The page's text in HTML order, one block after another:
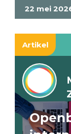
22 mei
Artikel